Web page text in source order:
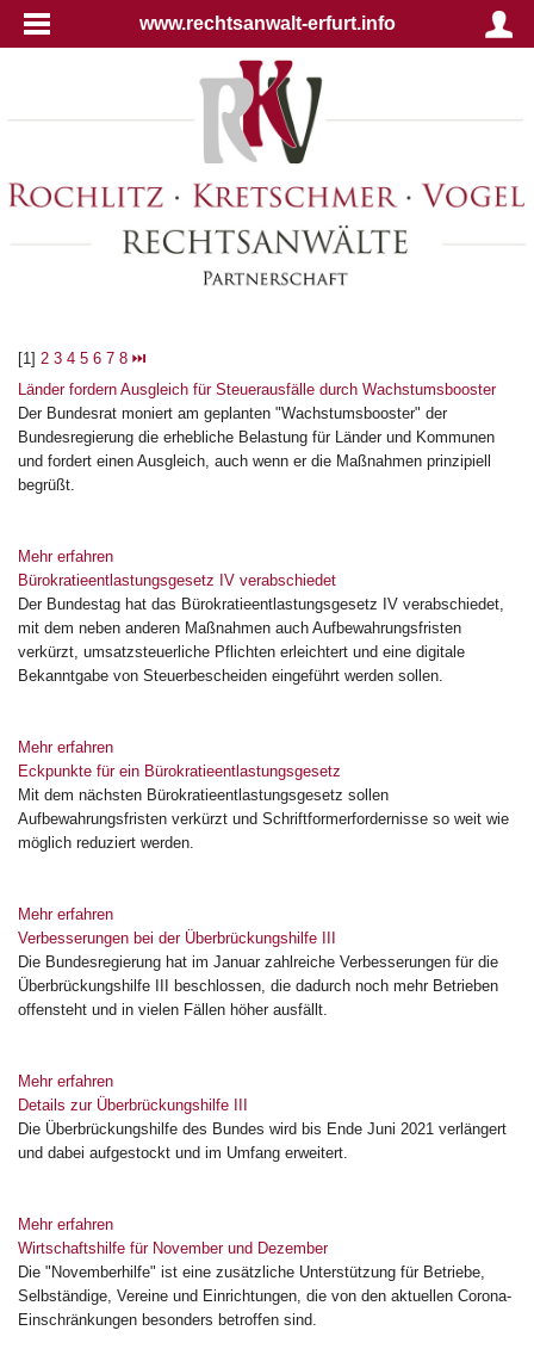
www.rechtsanwalt-erfurt.info
[1] 2 3 4 5 6 7 8 ⏭
Länder fordern Ausgleich für Steuerausfälle durch Wachstumsbooster
Der Bundesrat moniert am geplanten "Wachstumsbooster" der
Bundesregierung die erhebliche Belastung für Länder und Kommunen
und fordert einen Ausgleich, auch wenn er die Maßnahmen prinzipiell
begrüßt.
Mehr erfahren
Bürokratieentlastungsgesetz IV verabschiedet
Der Bundestag hat das Bürokratieentlastungsgesetz IV verabschiedet,
mit dem neben anderen Maßnahmen auch Aufbewahrungsfristen
verkürzt, umsatzsteuerliche Pflichten erleichtert und eine digitale
Bekanntgabe von Steuerbescheiden eingeführt werden sollen.
Mehr erfahren
Eckpunkte für ein Bürokratieentlastungsgesetz
Mit dem nächsten Bürokratieentlastungsgesetz sollen
Aufbewahrungsfristen verkürzt und Schriftformerfordernisse so weit wie
möglich reduziert werden.
Mehr erfahren
Verbesserungen bei der Überbrückungshilfe III
Die Bundesregierung hat im Januar zahlreiche Verbesserungen für die
Überbrückungshilfe III beschlossen, die dadurch noch mehr Betrieben
offensteht und in vielen Fällen höher ausfällt.
Mehr erfahren
Details zur Überbrückungshilfe III
Die Überbrückungshilfe des Bundes wird bis Ende Juni 2021 verlängert
und dabei aufgestockt und im Umfang erweitert.
Mehr erfahren
Wirtschaftshilfe für November und Dezember
Die "Novemberhilfe" ist eine zusätzliche Unterstützung für Betriebe,
Selbständige, Vereine und Einrichtungen, die von den aktuellen Corona-
Einschränkungen besonders betroffen sind.